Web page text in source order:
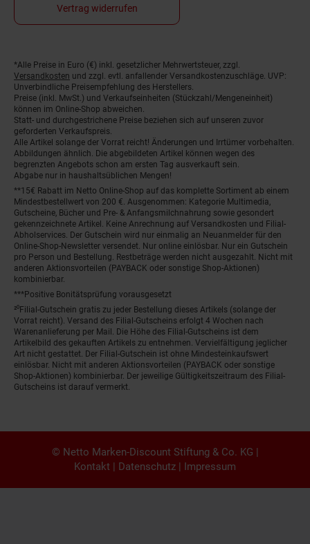
Vertrag widerrufen
Fußnoten
*Alle Preise in Euro (€) inkl. gesetzlicher Mehrwertsteuer, zzgl.
Versandkosten und zzgl. evtl. anfallender Versandkostenzuschläge. UVP:
Unverbindliche Preisempfehlung des Herstellers.
Preise (inkl. MwSt.) und Verkaufseinheiten (Stückzahl/Mengeneinheit)
können im Online-Shop abweichen.
Statt- und durchgestrichene Preise beziehen sich auf unseren zuvor
geforderten Verkaufspreis.
Alle Artikel solange der Vorrat reicht! Änderungen und Irrtümer vorbehalten.
Abbildungen ähnlich. Die abgebildeten Artikel können wegen des
begrenzten Angebots schon am ersten Tag ausverkauft sein.
Abgabe nur in haushaltsüblichen Mengen!
**15€ Rabatt im Netto Online-Shop auf das komplette Sortiment ab einem
Mindestbestellwert von 200 €. Ausgenommen: Kategorie Multimedia,
Gutscheine, Bücher und Pre- & Anfangsmilchnahrung sowie gesondert
gekennzeichnete Artikel. Keine Anrechnung auf Versandkosten und Filial-
Abholservices. Der Gutschein wird nur einmalig an Neuanmelder für den
Online-Shop-Newsletter versendet. Nur online einlösbar. Nur ein Gutschein
pro Person und Bestellung. Restbeträge werden nicht ausgezahlt. Nicht mit
anderen Aktionsvorteilen (PAYBACK oder sonstige Shop-Aktionen)
kombinierbar.
***Positive Bonitätsprüfung vorausgesetzt
²⁰Filial-Gutschein gratis zu jeder Bestellung dieses Artikels (solange der
Vorrat reicht). Versand des Filial-Gutscheins erfolgt 4 Wochen nach
Warenanlieferung per Mail. Die Höhe des Filial-Gutscheins ist dem
Artikelbild des gekauften Artikels zu entnehmen. Vervielfältigung jeglicher
Art nicht gestattet. Der Filial-Gutschein ist ohne Mindesteinkaufswert
einlösbar. Nicht mit anderen Aktionsvorteilen (PAYBACK oder sonstige
Shop-Aktionen) kombinierbar. Der jeweilige Gültigkeitszeitraum des Filial-
Gutscheins ist darauf vermerkt.
© Netto Marken-Discount Stiftung & Co. KG |
Kontakt | Datenschutz | Impressum